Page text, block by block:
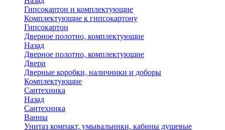
Гипсокартон и комплектующие
Комплектующие к гипсокартону
Гипсокартон
Дверное полотно, комплектующие
Назад
Дверное полотно, комплектующие
Двери
Дверные коробки, наличники и доборы
Комплектующие
Сантехника
Назад
Сантехника
Ванны
Унитаз компакт, умывальники, кабины душевые